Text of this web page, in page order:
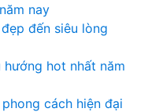
nay
đến siêu lòng
hot nhất năm
cách hiện đại